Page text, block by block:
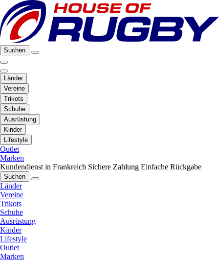
Suchen
Länder
Vereine
Trikots
Schuhe
Ausrüstung
Kinder
Lifestyle
Outlet
Marken
Kundendienst in Frankreich Sichere Zahlung Einfache Rückgabe
Suchen
Länder
Vereine
Trikots
Schuhe
Ausrüstung
Kinder
Lifestyle
Outlet
Marken